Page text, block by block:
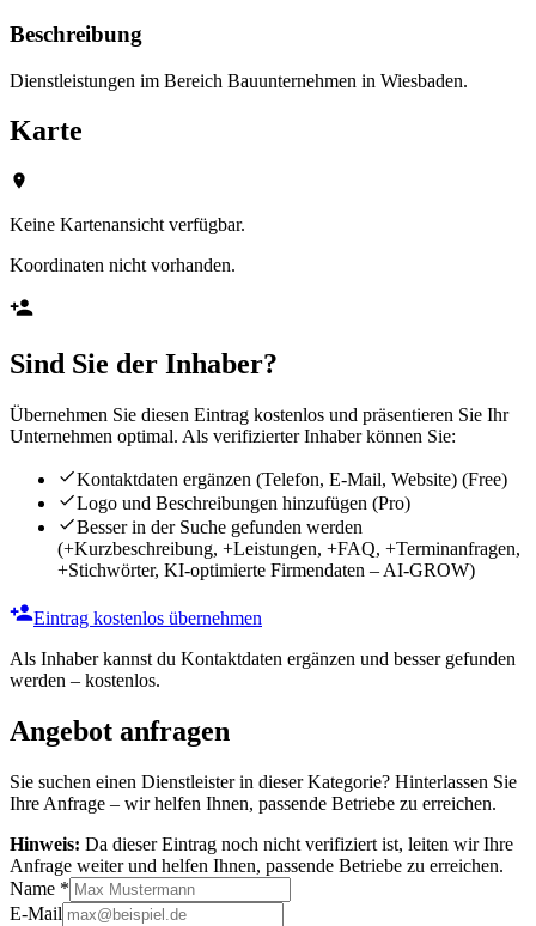
Beschreibung
Dienstleistungen im Bereich Bauunternehmen in Wiesbaden.
Karte
Keine Kartenansicht verfügbar.
Koordinaten nicht vorhanden.
Sind Sie der Inhaber?
Übernehmen Sie diesen Eintrag kostenlos und präsentieren Sie Ihr
Unternehmen optimal. Als verifizierter Inhaber können Sie:
Kontaktdaten ergänzen (Telefon, E-Mail, Website) (Free)
Logo und Beschreibungen hinzufügen (Pro)
Besser in der Suche gefunden werden
(+Kurzbeschreibung, +Leistungen, +FAQ, +Terminanfragen,
+Stichwörter, KI-optimierte Firmendaten – AI-GROW)
Eintrag kostenlos übernehmen
Als Inhaber kannst du Kontaktdaten ergänzen und besser gefunden
werden – kostenlos.
Angebot anfragen
Sie suchen einen Dienstleister in dieser Kategorie? Hinterlassen Sie
Ihre Anfrage – wir helfen Ihnen, passende Betriebe zu erreichen.
Hinweis: Da dieser Eintrag noch nicht verifiziert ist, leiten wir Ihre
Anfrage weiter und helfen Ihnen, passende Betriebe zu erreichen.
Name *
E-Mail